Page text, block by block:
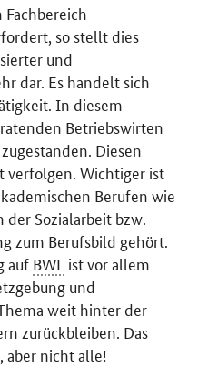
so stellt dies
und
dar. Es handelt sich
In diesem
Betriebswirten
zugestanden. Diesen
verfolgen. Wichtiger ist
Berufen wie
der Sozialarbeit bzw.
zum Berufsbild gehört.
auf BWL ist vor allem
und
weit hinter der
zurückbleiben. Das
aber nicht alle!